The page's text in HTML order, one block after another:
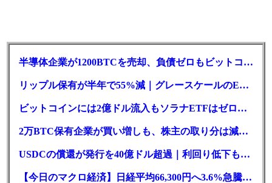
半導体企業が1200BTCを売却、負債ゼロもビットコイン戦略は後退
リップル保有が半年で55%減｜グレースケールのETF、純資産1.6億ドル減
ビットコインには2億ドル流入もソラナETFはゼロ｜5営業日連続で停止
2万BTC保有企業が買い増しも、株主の取り分は減少｜目標と逆行
USDCの償還が発行を40億ドル超過｜利回り低下も収益は増加
【今日のマクロ経済】日経平均66,300円へ3.6%急騰もAI投資回収懸念が再燃